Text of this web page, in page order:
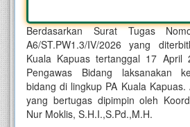
Berdasarkan Surat Tugas
A6/ST.PW1.3/IV/2026 yang
Kuala Kapuas tertanggal 17 April
Pengawas Bidang laksanakan
bidang di lingkup PA Kuala Kapuas.
yang bertugas dipimpin oleh
Nur Moklis, S.H.I.,S.Pd.,M.H.